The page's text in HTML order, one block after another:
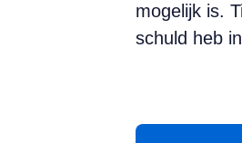
mogelijk is.
schuld heb